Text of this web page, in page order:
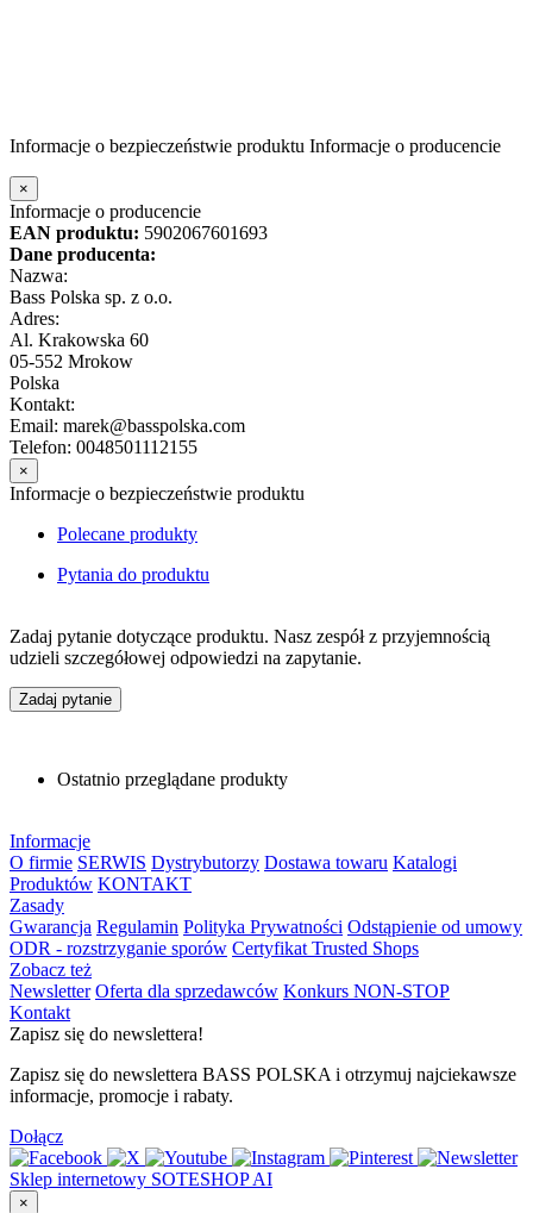
Informacje o bezpieczeństwie produktu Informacje o producencie
×
Informacje o producencie
EAN produktu: 5902067601693
Dane producenta:
Nazwa:
Bass Polska sp. z o.o.
Adres:
Al. Krakowska 60
05-552 Mrokow
Polska
Kontakt:
Email: marek@basspolska.com
Telefon: 0048501112155
×
Informacje o bezpieczeństwie produktu
Polecane produkty
Pytania do produktu
Zadaj pytanie dotyczące produktu. Nasz zespół z przyjemnością
udzieli szczegółowej odpowiedzi na zapytanie.
Zadaj pytanie
Ostatnio przeglądane produkty
Informacje
O firmie SERWIS Dystrybutorzy Dostawa towaru Katalogi
Produktów KONTAKT
Zasady
Gwarancja Regulamin Polityka Prywatności Odstąpienie od umowy
ODR - rozstrzyganie sporów Certyfikat Trusted Shops
Zobacz też
Newsletter Oferta dla sprzedawców Konkurs NON-STOP
Kontakt
Zapisz się do newslettera!
Zapisz się do newslettera BASS POLSKA i otrzymuj najciekawsze
informacje, promocje i rabaty.
Dołącz
Sklep internetowy SOTESHOP AI
×